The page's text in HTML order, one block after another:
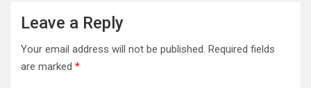
Leave a Reply
Your email address will not be published. Required fields
are marked *